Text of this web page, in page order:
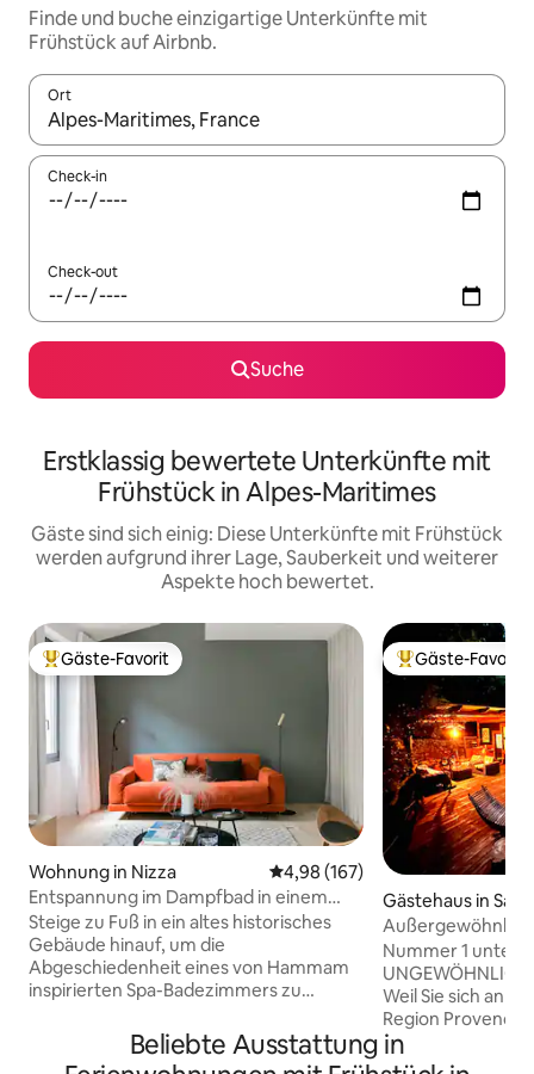
Finde und buche einzigartige Unterkünfte mit
Frühstück auf Airbnb.
Ort
Wenn Ergebnisse verfügbar sind, navigiere mit den
Check-in
Check-out
Suche
Erstklassig bewertete Unterkünfte mit
Frühstück in Alpes-Maritimes
Gäste sind sich einig: Diese Unterkünfte mit Frühstück
werden aufgrund ihrer Lage, Sauberkeit und weiterer
Aspekte hoch bewertet.
Beliebter Gäste-Favorit.
Gäste-Favorit
Wohnung in Nizza Durchschnittliche Bewertung:
4,98 (167)
Entspannung im Dampfbad in einem
gehobenen alten Haus in Nizza das Dum
House und Spa
Steige zu Fuß in ein altes historisches
Gebäude hinauf, um die
Abgeschiedenheit eines von Hammam
inspirierten Spa-Badezimmers zu
renovierten Luxusobjekt von einer
eleganten offenen Küche durch ein
Beliebter Gäste-
Gäste-Favorit
Gästehaus in
du-Var
einer Lodge mit
Nummer 1 unter
Weil Sie sich an
Region
werden, an dem
von 500 Metern
Beliebte Ausstattung in